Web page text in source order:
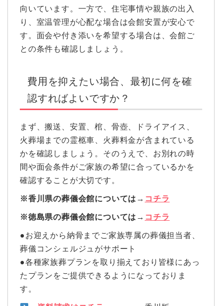
向いています。一方で、住宅事情や親族の出入
り、室温管理が心配な場合は会館安置が安心で
す。面会や付き添いを希望する場合は、会館ご
との条件も確認しましょう。
費用を抑えたい場合、最初に何を確
認すればよいですか？
まず、搬送、安置、棺、骨壺、ドライアイス、
火葬場までの霊柩車、火葬料金が含まれている
かを確認しましょう。そのうえで、お別れの時
間や面会条件がご家族の希望に合っているかを
確認することが大切です。
※香川県の葬儀会館については→ コチラ
※徳島県の葬儀会館については→ コチラ
●お迎えから納骨までご家族専属の葬儀担当者、
葬儀コンシェルジュがサポート
●各種家族葬プランを取り揃えており皆様にあっ
たプランをご提供できるようになっておりま
す。